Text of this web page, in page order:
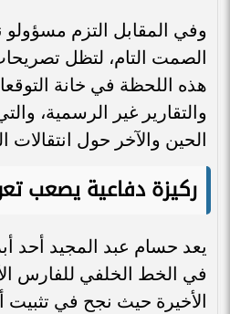
وفي المقابل التزم مسؤولو
الصمت التام، لتظل
هذه اللحظة في خانة
والتقارير غير الرسمية،
الحين والآخر حول انتقالات
ركيزة دفاعية يصعب
يعد حسام عبد المجيد أحد
في الخط الخلفي للفارس
الأخيرة حيث نجح في تثبيت